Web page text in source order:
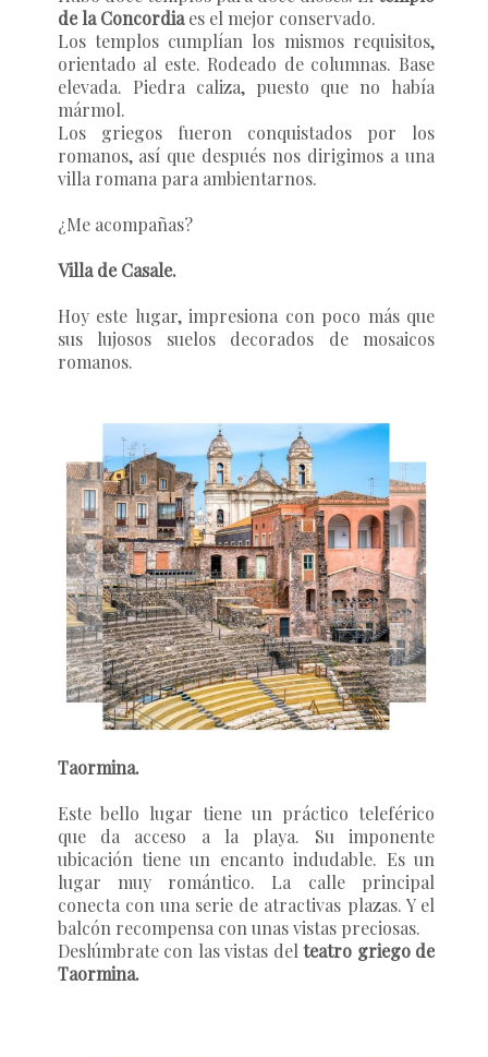
de la Concordiaes el mejor conservado.
Los templos cumplían los mismos requisitos,
orientado al este. Rodeado de columnas. Base
elevada. Piedra caliza, puesto que no había
mármol.
Los griegos fueron conquistados por los
romanos, así que después nos dirigimos a una
villa romana para ambientarnos.
¿Me acompañas?
Villa de Casale.
Hoy este lugar, impresiona con poco más que
sus lujosos suelos decorados de mosaicos
romanos.
Taormina.
Este bello lugar tiene un práctico teleférico
que da acceso a la playa. Su imponente
ubicación tiene un encanto indudable. Es un
lugar muy romántico. La calle principal
conecta con una serie de atractivas plazas. Y el
balcón recompensa con unas vistas preciosas.
Deslúmbrate con las vistas del teatro griego de
Taormina.